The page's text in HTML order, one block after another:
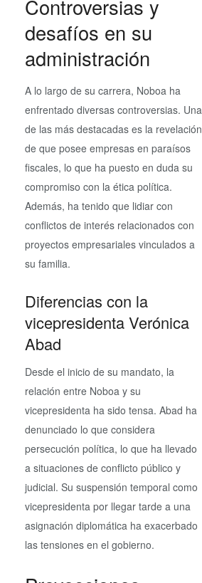
Controversias y
desafíos en su
administración
A lo largo de su carrera, Noboa ha
enfrentado diversas controversias. Una
de las más destacadas es la revelación
de que posee empresas en paraísos
fiscales, lo que ha puesto en duda su
compromiso con la ética política.
Además, ha tenido que lidiar con
conflictos de interés relacionados con
proyectos empresariales vinculados a
su familia.
Diferencias con la
vicepresidenta Verónica
Abad
Desde el inicio de su mandato, la
relación entre Noboa y su
vicepresidenta ha sido tensa. Abad ha
denunciado lo que considera
persecución política, lo que ha llevado
a situaciones de conflicto público y
judicial. Su suspensión temporal como
vicepresidenta por llegar tarde a una
asignación diplomática ha exacerbado
las tensiones en el gobierno.